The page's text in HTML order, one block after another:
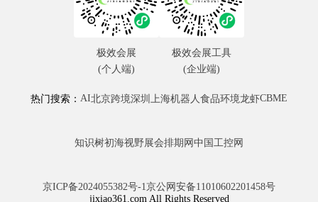
热门搜索： AI北京跨境深圳 上海机器人食品环境龙虾CBME
知识树初海视野展会排期网 中国工控网
京ICP备2024055382号-1京公网安备11010602201458号
jixiao361.com All Rights Reserved
极效会展
(个人端)
极效会展工具
(企业端)